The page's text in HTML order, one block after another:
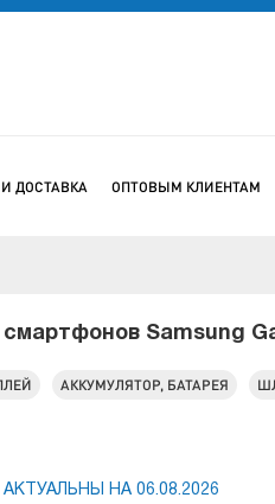
ДОСТАВКА ОПТОВЫМ КЛИЕНТАМ
Samsung
АККУМУЛЯТОР, БАТАРЕЯ
НА 06.08.2026